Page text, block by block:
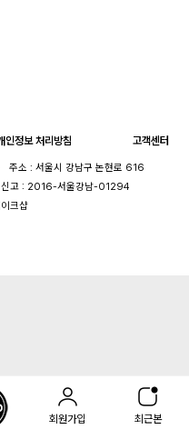
회원가입 최근본
인정보 처리방침 고객센터
주소 : 서울시 강남구 논현로 616
신고 : 2016-서울강남-01294
크샵